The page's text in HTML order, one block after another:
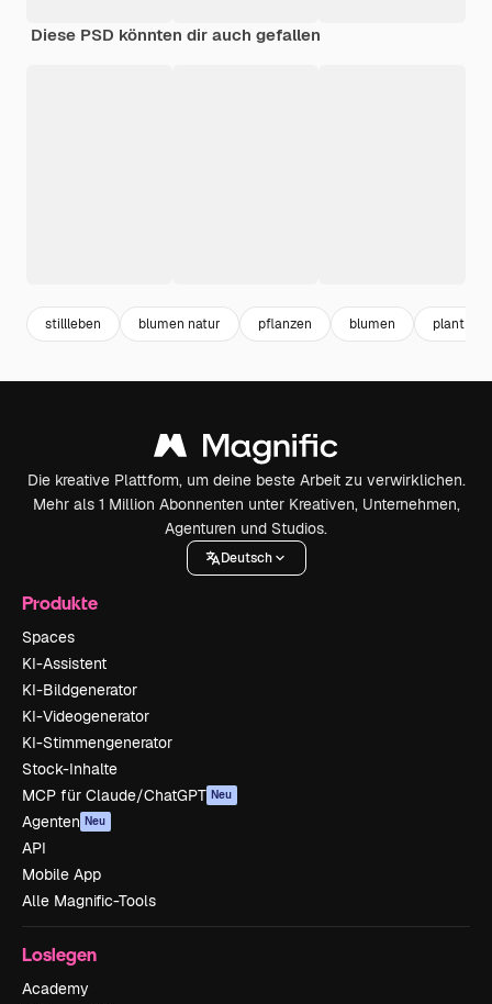
Diese PSD könnten dir auch gefallen
stillleben blumen natur pflanzen blumen plant
Die kreative Plattform, um deine beste Arbeit zu verwirklichen.
Mehr als 1 Million Abonnenten unter Kreativen, Unternehmen,
Agenturen und Studios.
Deutsch
Produkte
Spaces
KI-Assistent
KI-Bildgenerator
KI-Videogenerator
KI-Stimmengenerator
Stock-Inhalte
MCP für Claude/ChatGPT Neu
Agenten Neu
API
Mobile App
Alle Magnific-Tools
Loslegen
Academy